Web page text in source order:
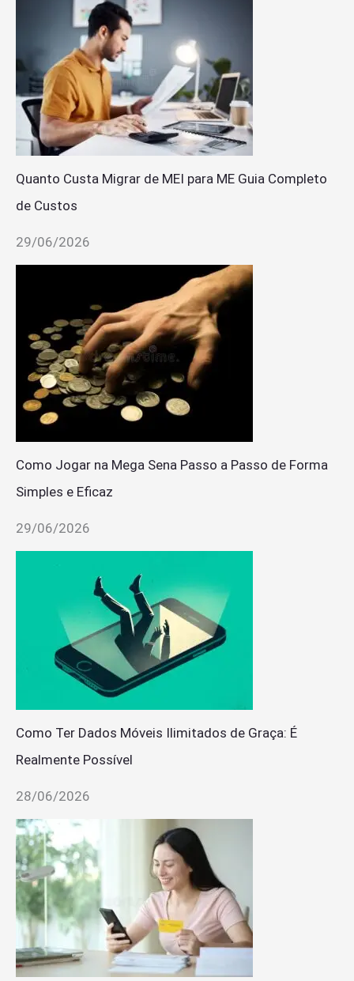
Quanto Custa Migrar de MEI para ME Guia Completo
de Custos
29/06/2026
Como Jogar na Mega Sena Passo a Passo de Forma
Simples e Eficaz
29/06/2026
Como Ter Dados Móveis Ilimitados de Graça: É
Realmente Possível
28/06/2026